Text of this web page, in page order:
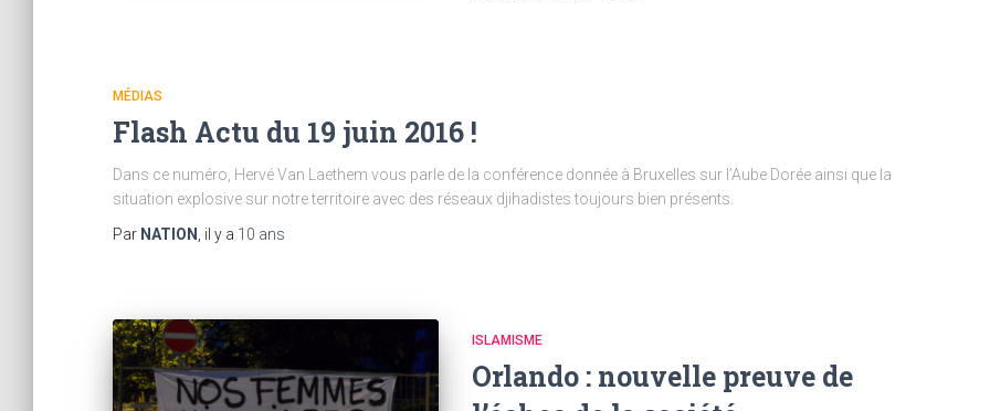
MÉDIAS
Flash Actu du 19 juin 2016 !
Dans ce numéro, Hervé Van Laethem vous parle de la conférence donnée à Bruxelles sur l’Aube Dorée ainsi que la
situation explosive sur notre territoire avec des réseaux djihadistes toujours bien présents.
Par NATION , il y a 10 ans
ISLAMISME
Orlando : nouvelle preuve de